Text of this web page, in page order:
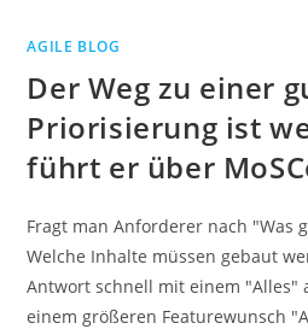
AGILE BLOG
Der Weg zu einer
Priorisierung ist
führt er über
Fragt man Anforderer nach "Was
Welche Inhalte müssen gebaut
Antwort schnell mit einem "Alles"
einem größeren Featurewunsch